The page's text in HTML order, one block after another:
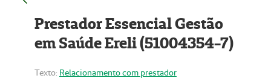
Prestador Essencial Gestão
em Saúde Ereli (51004354-7)
Texto: Relacionamento com prestador